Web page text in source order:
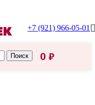
+7 (921) 966-05-01
Поиск 0 ₽